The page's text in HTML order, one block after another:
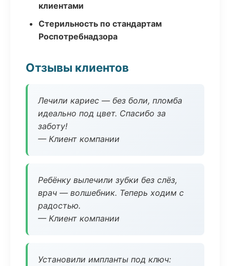
клиентами
Стерильность по стандартам
Роспотребнадзора
Отзывы клиентов
Лечили кариес — без боли, пломба
идеально под цвет. Спасибо за
заботу!
— Клиент компании
Ребёнку вылечили зубки без слёз,
врач — волшебник. Теперь ходим с
радостью.
— Клиент компании
Установили импланты под ключ: